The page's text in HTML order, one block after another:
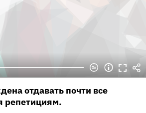
отдавать почти все
репетициям.